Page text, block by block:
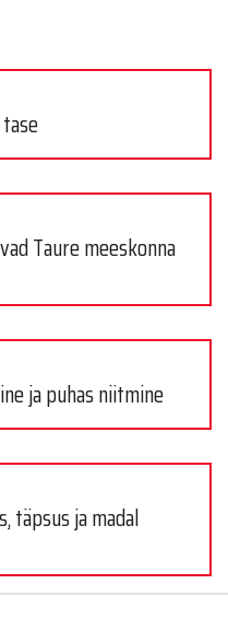
Taure meeskonna
ja puhas niitmine
täpsus ja madal